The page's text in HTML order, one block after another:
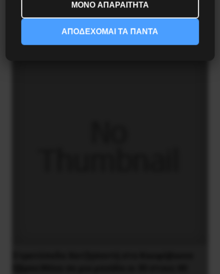
ΤΑ ΘΟΛΩΜΕΝΑ ΠΡΟΣΩΠΑ
27 Ιουλίου 2026
ΜΟΝΟ ΑΠΑΡΑΙΤΗΤΑ
ΑΠΟΔΕΧΟΜΑΙ ΤΑ ΠΑΝΤΑ